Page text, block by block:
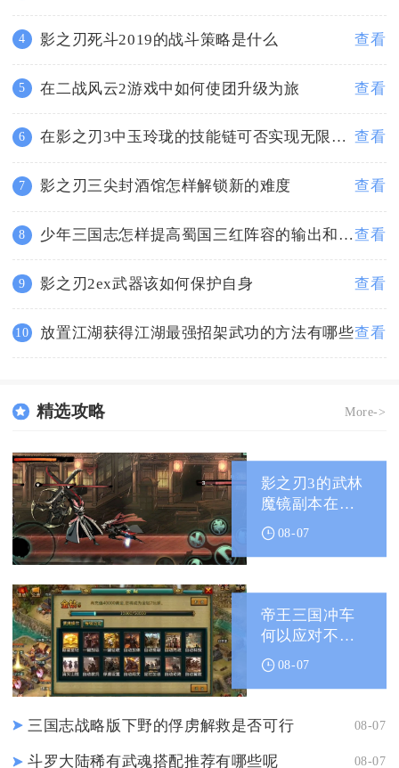
4 影之刃死斗2019的战斗策略是什么 查看
5 在二战风云2游戏中如何使团升级为旅 查看
6 在影之刃3中玉玲珑的技能链可否实现无限切割 查看
7 影之刃三尖封酒馆怎样解锁新的难度 查看
8 少年三国志怎样提高蜀国三红阵容的输出和生存能力查看
9 影之刃2ex武器该如何保护自身 查看
10 放置江湖获得江湖最强招架武功的方法有哪些查看
精选攻略 More->
影之刃3的武林
魔镜副本在哪
里找08-07
帝王三国冲车
何以应对不被
顶翻的挑战
08-07
三国志战略版下野的俘虏解救是否可行 08-07
斗罗大陆稀有武魂搭配推荐有哪些呢 08-07